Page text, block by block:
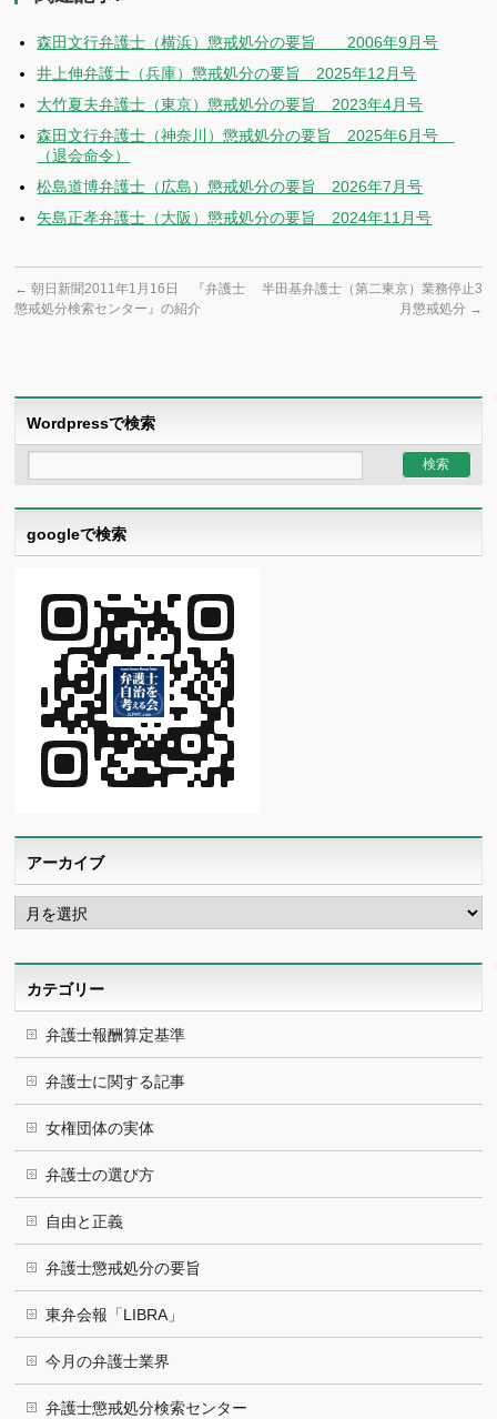
森田文行弁護士（横浜）懲戒処分の要旨 2006年9月号
井上伸弁護士（兵庫）懲戒処分の要旨 2025年12月号
大竹夏夫弁護士（東京）懲戒処分の要旨 2023年4月号
森田文行弁護士（神奈川）懲戒処分の要旨 2025年6月号
（退会命令）
松島道博弁護士（広島）懲戒処分の要旨 2026年7月号
矢島正孝弁護士（大阪）懲戒処分の要旨 2024年11月号
← 朝日新聞2011年1月16日 『弁護士
懲戒処分検索センター』の紹介
半田基弁護士（第二東京）業務停止3
月懲戒処分 →
Wordpressで検索
googleで検索
アーカイブ
ア
ー
カ
カテゴリー
弁護士報酬算定基準
弁護士に関する記事
女権団体の実体
弁護士の選び方
自由と正義
弁護士懲戒処分の要旨
東弁会報「LIBRA」
今月の弁護士業界
弁護士懲戒処分検索センター